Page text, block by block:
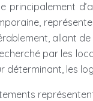
allant
par les
les